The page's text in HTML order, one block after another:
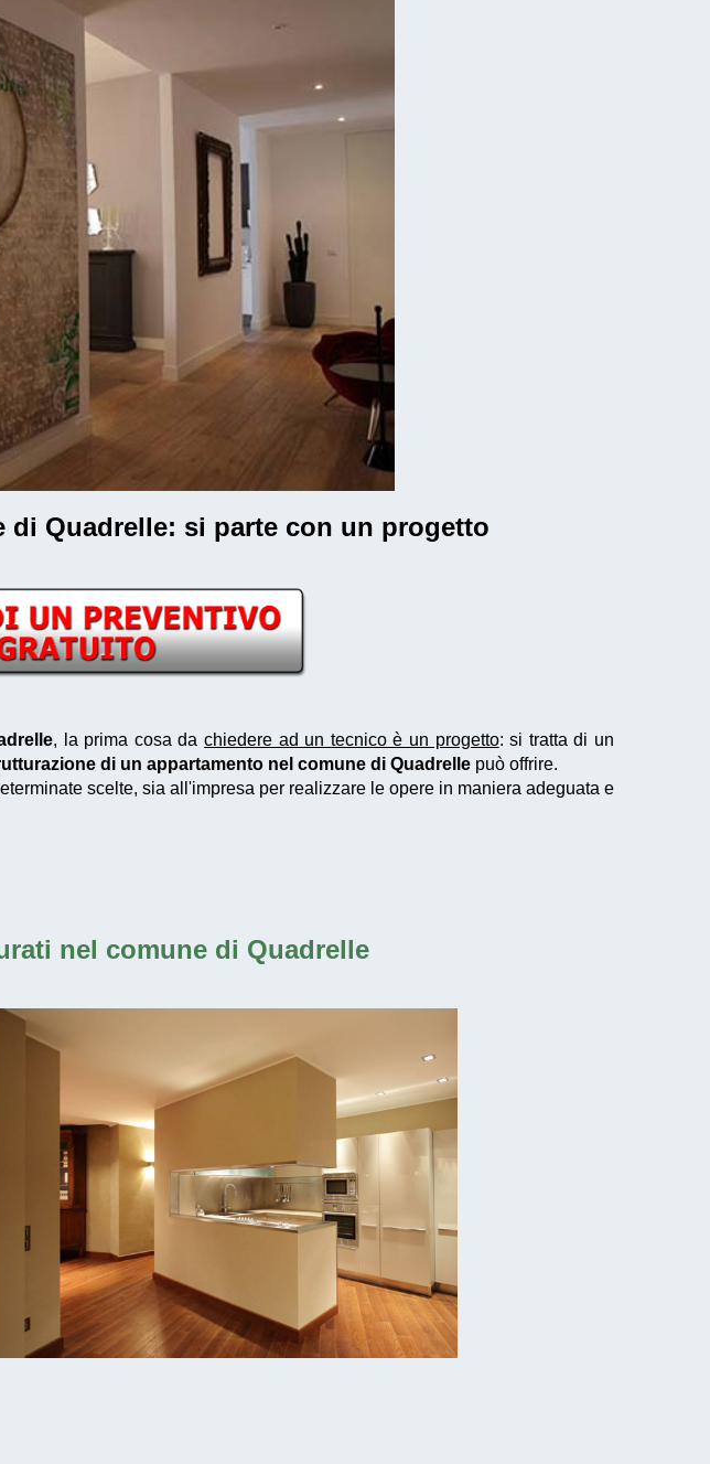
di Quadrelle: si parte con un progetto
, la prima cosa dachiedere ad un tecnico è un progetto: si tratta di un
di un appartamento nel comune di Quadrelle può offrire.
scelte, sia all'impresa per realizzare le opere in maniera adeguata e
nel comune di Quadrelle